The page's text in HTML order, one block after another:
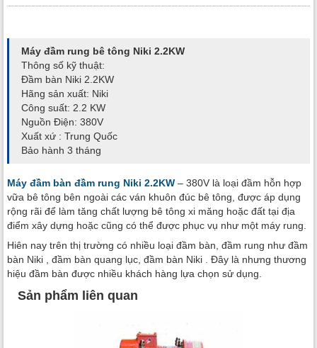
Máy đầm rung bê tông Niki 2.2KW
Thông số kỹ thuật:
Đầm bàn Niki 2.2KW
Hãng sản xuất: Niki
Công suất: 2.2 KW
Nguồn Điện: 380V
Xuất xứ : Trung Quốc
Bảo hành 3 tháng
Máy đầm bàn đầm rung Niki 2.2KW – 380V là loại đầm hỗn hợp
vữa bê tông bên ngoài các ván khuôn đúc bê tông, được áp dụng
rộng rãi để làm tăng chất lượng bê tông xi măng hoặc đất tại địa
điểm xây dựng hoặc cũng có thể được phục vụ như một máy rung.
Hiên nay trên thị trường có nhiều loại đầm bàn, đầm rung như đầm
bàn Niki , đầm bàn quang lục, đầm bàn Niki . Đây là nhưng thương
hiệu đầm bàn được nhiều khách hàng lựa chọn sử dụng.
Sản phẩm liên quan